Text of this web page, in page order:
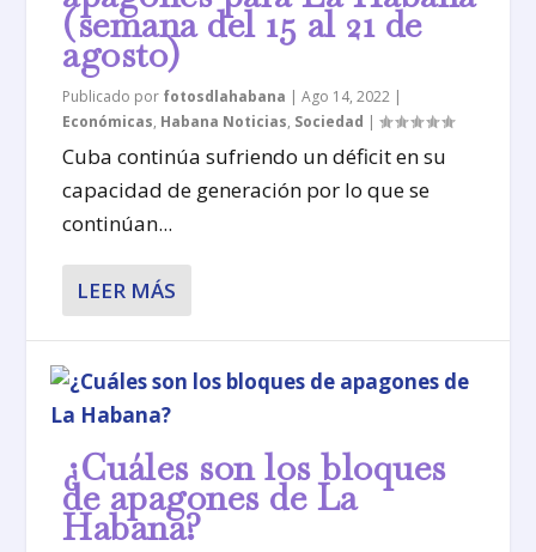
(semana del 15 al 21 de
agosto)
Publicado por fotosdlahabana |Ago 14, 2022 |
Económicas, Habana Noticias, Sociedad |
Cuba continúa sufriendo un déficit en su
capacidad de generación por lo que se
continúan...
LEER MÁS
¿Cuáles son los bloques
de apagones de La
Habana?